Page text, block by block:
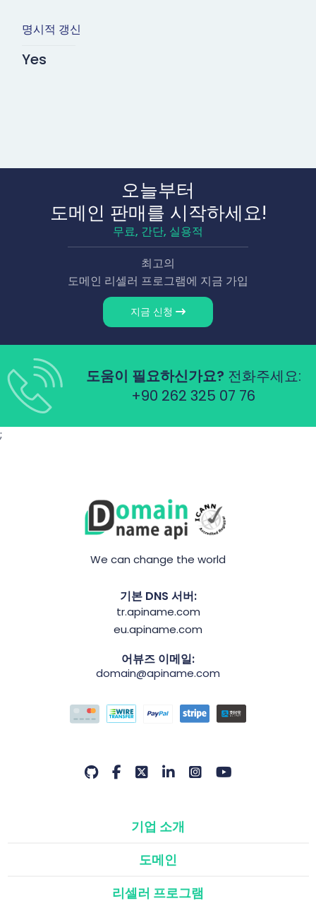
명시적 갱신
Yes
오늘부터
도메인 판매를 시작하세요!
무료, 간단, 실용적
최고의
도메인 리셀러 프로그램에 지금 가입
지금 신청
도움이 필요하신가요? 전화주세요:
+90 262 325 07 76
;
We can change the world
기본 DNS 서버:
tr.apiname.com
eu.apiname.com
어뷰즈 이메일:
domain@apiname.com
기업 소개
도메인
리셀러 프로그램